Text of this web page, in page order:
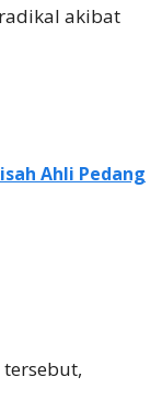
akibat
Ahli Pedang